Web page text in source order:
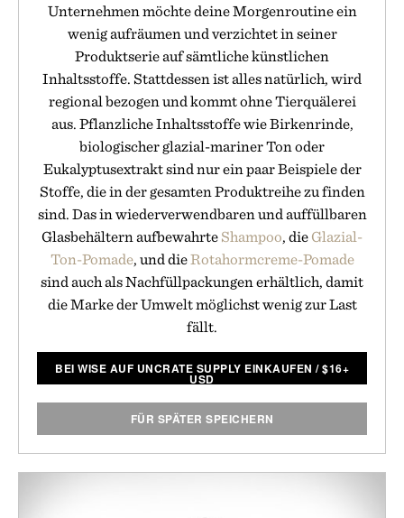
Unternehmen möchte deine Morgenroutine ein
wenig aufräumen und verzichtet in seiner
Produktserie auf sämtliche künstlichen
Inhaltsstoffe. Stattdessen ist alles natürlich, wird
regional bezogen und kommt ohne Tierquälerei
aus. Pflanzliche Inhaltsstoffe wie Birkenrinde,
biologischer glazial-mariner Ton oder
Eukalyptusextrakt sind nur ein paar Beispiele der
Stoffe, die in der gesamten Produktreihe zu finden
sind. Das in wiederverwendbaren und auffüllbaren
Glasbehältern aufbewahrte Shampoo, die Glazial-
Ton-Pomade, und dieRotahormcreme-Pomade
sind auch als Nachfüllpackungen erhältlich, damit
die Marke der Umwelt möglichst wenig zur Last
fällt.
BEI WISE AUF UNCRATE SUPPLY EINKAUFEN /$16+
USD
FÜR SPÄTER SPEICHERN